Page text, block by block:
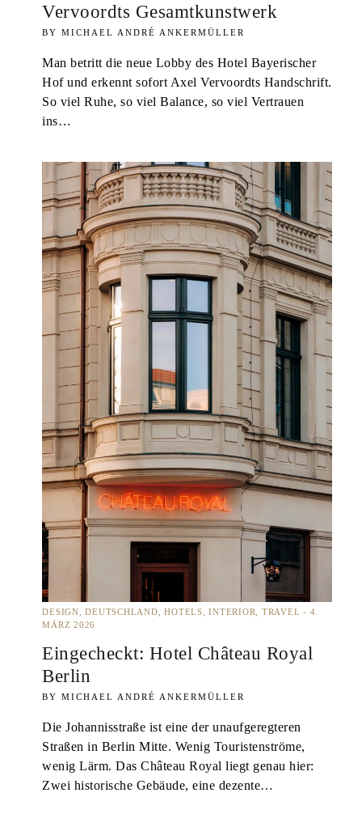
Vervoordts Gesamtkunstwerk
MICHAEL ANDRÉ ANKERMÜLLER
Man betritt die neue Lobby des Hotel Bayerischer
Hof und erkennt sofort Axel Vervoordts Handschrift.
So viel Ruhe, so viel Balance, so viel Vertrauen
ins…
DESIGN DEUTSCHLAND HOTELS INTERIOR TRAVEL
4.
MÄRZ 2026
Eingecheckt: Hotel Château Royal
Berlin
MICHAEL ANDRÉ ANKERMÜLLER
Die Johannisstraße ist eine der unaufgeregteren
Straßen in Berlin Mitte. Wenig Touristenströme,
wenig Lärm. Das Château Royal liegt genau hier:
Zwei historische Gebäude, eine dezente…